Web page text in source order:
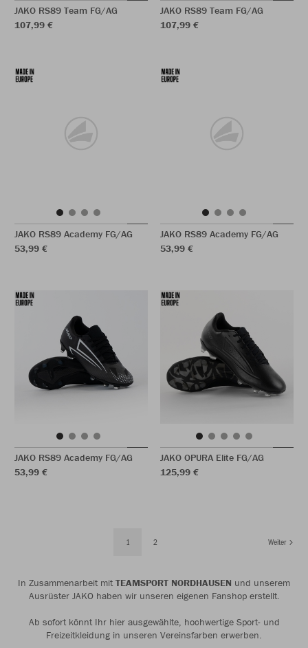
JAKO RS89 Team FG/AG
107,99 €
JAKO RS89 Team FG/AG
107,99 €
JAKO RS89 Academy FG/AG
53,99 €
JAKO RS89 Academy FG/AG
53,99 €
JAKO RS89 Academy FG/AG
53,99 €
JAKO OPURA Elite FG/AG
125,99 €
1 2 Weiter
In Zusammenarbeit mit TEAMSPORT NORDHAUSEN und unserem
Ausrüster JAKO haben wir unseren eigenen Fanshop erstellt.
Ab sofort könnt Ihr hier ausgewählte, hochwertige Sport- und
Freizeitkleidung in unseren Vereinsfarben erwerben.